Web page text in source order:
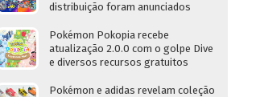
distribuição foram anunciados
Pokémon Pokopia recebe
atualização 2.0.0 com o golpe Dive
e diversos recursos gratuitos
Pokémon e adidas revelam coleção